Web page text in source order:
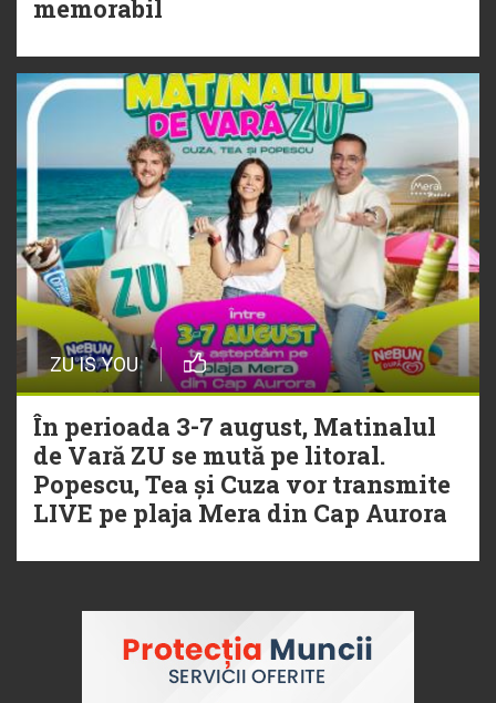
memorabil
ZU IS YOU
În perioada 3-7 august, Matinalul
de Vară ZU se mută pe litoral.
Popescu, Tea și Cuza vor transmite
LIVE pe plaja Mera din Cap Aurora